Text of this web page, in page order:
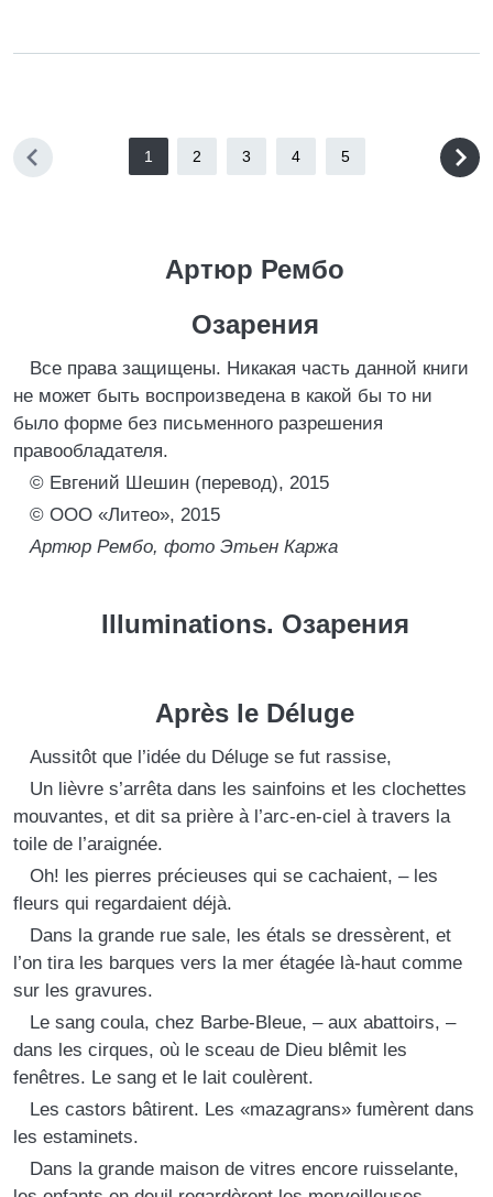
1 2 3 4 5
Артюр Рембо
Озарения
Все права защищены. Никакая часть данной книги
не может быть воспроизведена в какой бы то ни
было форме без письменного разрешения
правообладателя.
© Евгений Шешин (перевод), 2015
© ООО «Литео», 2015
Артюр Рембо, фото Этьен Каржа
Illuminations. Озарения
Après le Déluge
Aussitôt que l’idée du Déluge se fut rassise,
Un lièvre s’arrêta dans les sainfoins et les clochettes
mouvantes, et dit sa prière à l’arc-en-ciel à travers la
toile de l’araignée.
Oh! les pierres précieuses qui se cachaient, – les
fleurs qui regardaient déjà.
Dans la grande rue sale, les étals se dressèrent, et
l’on tira les barques vers la mer étagée là-haut comme
sur les gravures.
Le sang coula, chez Barbe-Bleue, – aux abattoirs, –
dans les cirques, où le sceau de Dieu blêmit les
fenêtres. Le sang et le lait coulèrent.
Les castors bâtirent. Les «mazagrans» fumèrent dans
les estaminets.
Dans la grande maison de vitres encore ruisselante,